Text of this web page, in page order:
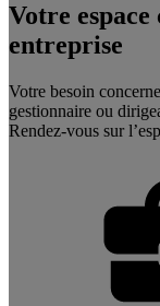
Votre
entreprise
Votre besoin
gestionnaire ou
Rendez-vous sur